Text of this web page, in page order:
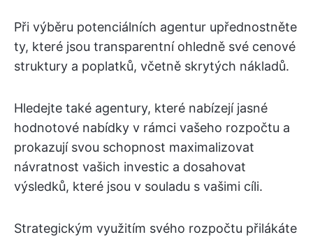
Při výběru potenciálních agentur upřednostněte
ty, které jsou transparentní ohledně své cenové
struktury a poplatků, včetně skrytých nákladů.
Hledejte také agentury, které nabízejí jasné
hodnotové nabídky v rámci vašeho rozpočtu a
prokazují svou schopnost maximalizovat
návratnost vašich investic a dosahovat
výsledků, které jsou v souladu s vašimi cíli.
Strategickým využitím svého rozpočtu přilákáte